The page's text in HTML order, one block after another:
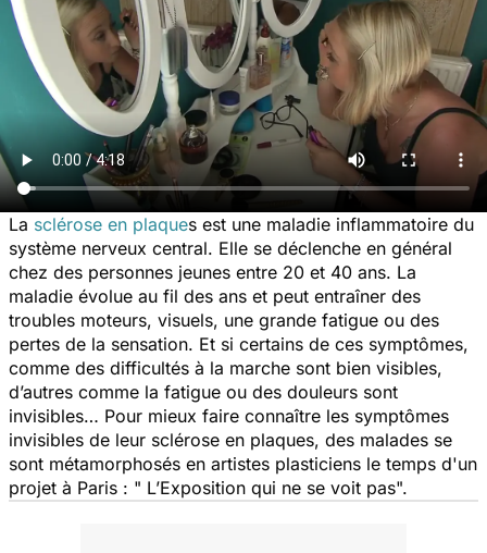
La sclérose en plaques est une maladie inflammatoire du
système nerveux central. Elle se déclenche en général
chez des personnes jeunes entre 20 et 40 ans. La
maladie évolue au fil des ans et peut entraîner des
troubles moteurs, visuels, une grande fatigue ou des
pertes de la sensation. Et si certains de ces symptômes,
comme des difficultés à la marche sont bien visibles,
d’autres comme la fatigue ou des douleurs sont
invisibles… Pour mieux faire connaître les symptômes
invisibles de leur sclérose en plaques, des malades se
sont métamorphosés en artistes plasticiens le temps d'un
projet à Paris : " L’Exposition qui ne se voit pas".